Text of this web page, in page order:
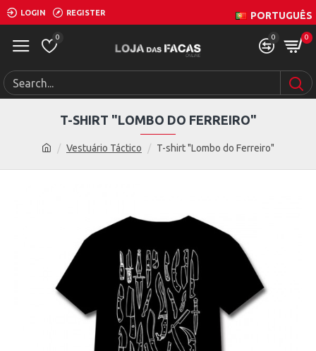
LOGIN REGISTER PORTUGUÊS
0 0 0
Vestuário Táctico T-shirt "Lombo do Ferreiro"
T-SHIRT "LOMBO DO FERREIRO"